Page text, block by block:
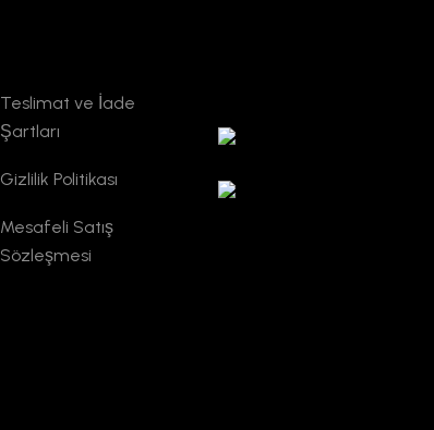
Teslimat ve İade
Şartları
Gizlilik Politikası
Mesafeli Satış
Sözleşmesi